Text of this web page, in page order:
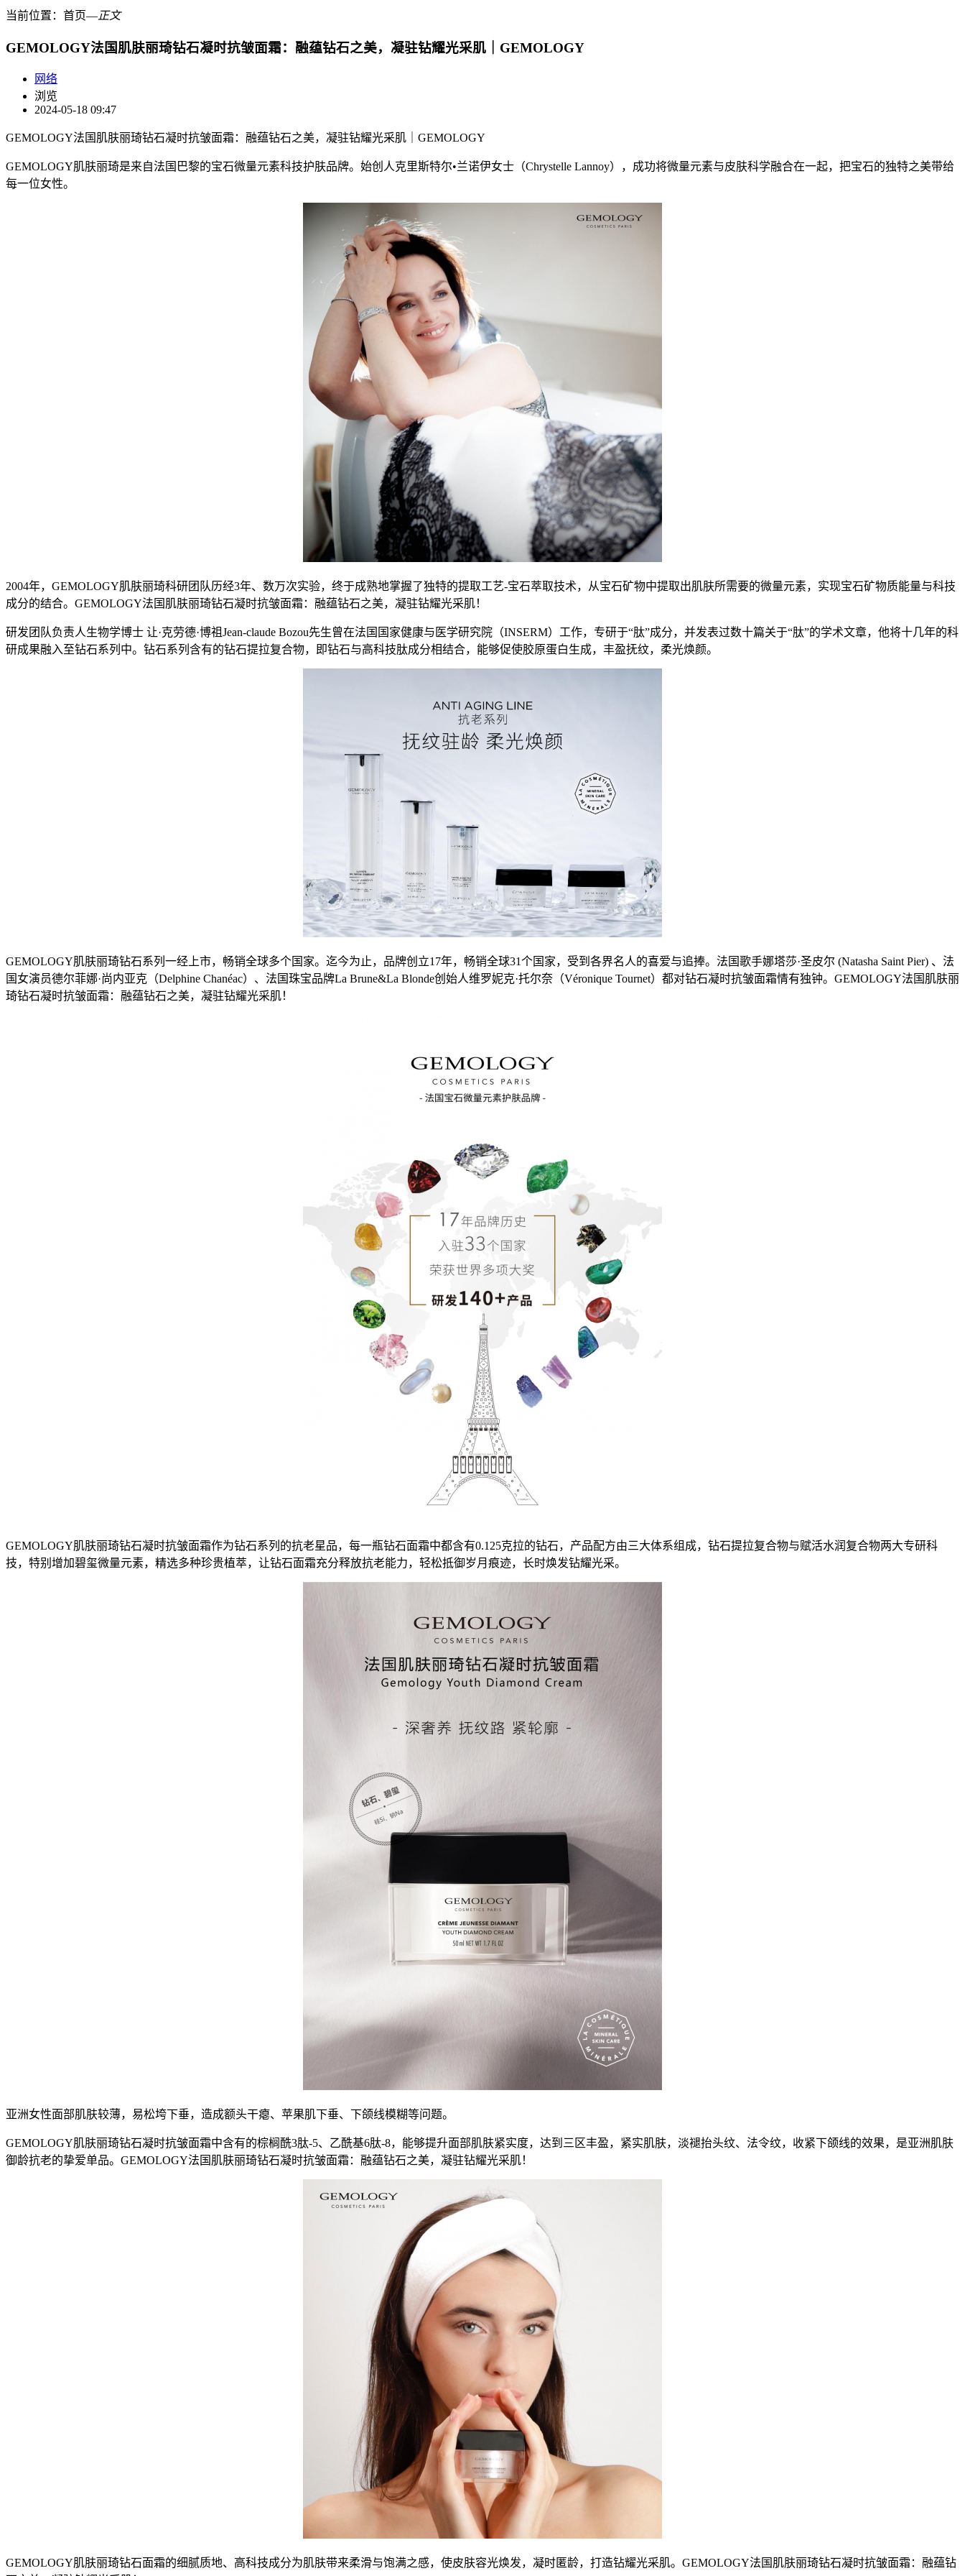
当前位置： 首页―正文
GEMOLOGY法国肌肤丽琦钻石凝时抗皱面霜：融蕴钻石之美，凝驻钻耀光采肌｜GEMOLOGY
网络
浏览
2024-05-18 09:47
GEMOLOGY法国肌肤丽琦钻石凝时抗皱面霜：融蕴钻石之美，凝驻钻耀光采肌｜GEMOLOGY
GEMOLOGY肌肤丽琦是来自法国巴黎的宝石微量元素科技护肤品牌。始创人克里斯特尔•兰诺伊女士（Chrystelle Lannoy），成功将微量元素与皮肤科学融合在一起，把宝石的独特之美带给
每一位女性。
2004年，GEMOLOGY肌肤丽琦科研团队历经3年、数万次实验，终于成熟地掌握了独特的提取工艺-宝石萃取技术，从宝石矿物中提取出肌肤所需要的微量元素，实现宝石矿物质能量与科技
成分的结合。GEMOLOGY法国肌肤丽琦钻石凝时抗皱面霜：融蕴钻石之美，凝驻钻耀光采肌！
研发团队负责人生物学博士 让·克劳德·博祖Jean-claude Bozou先生曾在法国国家健康与医学研究院（INSERM）工作，专研于“肽”成分，并发表过数十篇关于“肽”的学术文章，他将十几年的科
研成果融入至钻石系列中。钻石系列含有的钻石提拉复合物，即钻石与高科技肽成分相结合，能够促使胶原蛋白生成，丰盈抚纹，柔光焕颜。
GEMOLOGY肌肤丽琦钻石系列一经上市，畅销全球多个国家。迄今为止，品牌创立17年，畅销全球31个国家，受到各界名人的喜爱与追捧。法国歌手娜塔莎·圣皮尔 (Natasha Saint Pier) 、法
国女演员德尔菲娜·尚内亚克（Delphine Chanéac）、法国珠宝品牌La Brune&La Blonde创始人维罗妮克·托尔奈（Véronique Tournet）都对钻石凝时抗皱面霜情有独钟。GEMOLOGY法国肌肤丽
琦钻石凝时抗皱面霜：融蕴钻石之美，凝驻钻耀光采肌！
GEMOLOGY肌肤丽琦钻石凝时抗皱面霜作为钻石系列的抗老星品，每一瓶钻石面霜中都含有0.125克拉的钻石，产品配方由三大体系组成，钻石提拉复合物与赋活水润复合物两大专研科
技，特别增加碧玺微量元素，精选多种珍贵植萃，让钻石面霜充分释放抗老能力，轻松抵御岁月痕迹，长时焕发钻耀光采。
亚洲女性面部肌肤较薄，易松垮下垂，造成额头干瘪、苹果肌下垂、下颌线模糊等问题。
GEMOLOGY肌肤丽琦钻石凝时抗皱面霜中含有的棕榈酰3肽-5、乙酰基6肽-8，能够提升面部肌肤紧实度，达到三区丰盈，紧实肌肤，淡褪抬头纹、法令纹，收紧下颌线的效果，是亚洲肌肤
御龄抗老的挚爱单品。GEMOLOGY法国肌肤丽琦钻石凝时抗皱面霜：融蕴钻石之美，凝驻钻耀光采肌！
GEMOLOGY肌肤丽琦钻石面霜的细腻质地、高科技成分为肌肤带来柔滑与饱满之感，使皮肤容光焕发，凝时匿龄，打造钻耀光采肌。GEMOLOGY法国肌肤丽琦钻石凝时抗皱面霜：融蕴钻